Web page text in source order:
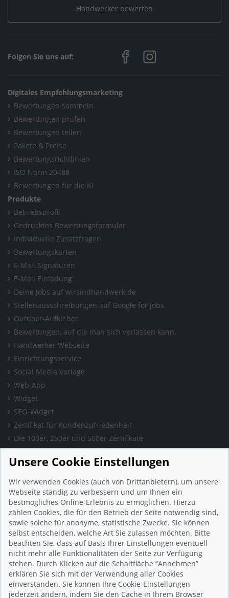
Fenster, Türen, Rollläden / Rollladen- & Sonnenschutz
Müller Raumausstattung
Handwerker bewerten
Folgen Sie uns auf:
Digitales Empfehlungsmarketing
Bewertungen sammeln
Bewertungen prüfen
Bewertungen teilen
Pakete & Preise
Bewertungsrichtlinien
ISO Norm 20488
Bewertungen für die KI
Produkte
Betriebsprofil
Gedrucktes Bewertungsformular
Individuelle Zusatzfragen
Bewertungskarten
E-Mail Signaturen
E-Mail Einladung
Deine Jobs auf wirsindhandwerk.de
Stellenausschreibungen auf Google for Jobs
Outdoor-Aufkleber
Bewertungen, auf die man sich verlassen kann.
Handwerker Webseite
Einrichtungsservice
Social Media Vorlage
Web-App
Widget
SEO-Widget
Zertifikat für Kundenzufriedenheit
Die 100er, 250er und 500er Zertifikate
Presse & Wissen
Presse und Informationen
Blog
Häufig gestellte Fragen (FAQ)
Studie: Digitalisierungsbarometer
Initiative gegen Fake-Bewertungen
Kunden Informationen
Beratungsgespräch vereinbaren
Impressum
Datenschutz
AGB
Unsere Cookie Einstellungen
Wir verwenden Cookies (auch von Drittanbietern), um unsere
Webseite ständig zu verbessern und um Ihnen ein
bestmögliches Online-Erlebnis zu ermöglichen. Hierzu
zählen Cookies, die für den Betrieb der Seite notwendig sind,
sowie solche für anonyme, statistische Zwecke. Sie können
selbst entscheiden, welche Art Sie zulassen möchten. Bitte
beachten Sie, dass auf Basis Ihrer Einstellungen eventuell
nicht mehr alle Funktionalitäten der Seite zur Verfügung
stehen. Durch Klicken auf die Schaltfläche “Annehmen”
erklären Sie sich mit der Verwendung aller Cookies
einverstanden. Sie können Ihre Cookie-Einstellungen
jederzeit ändern, indem Sie den Cache in Ihrem Browser